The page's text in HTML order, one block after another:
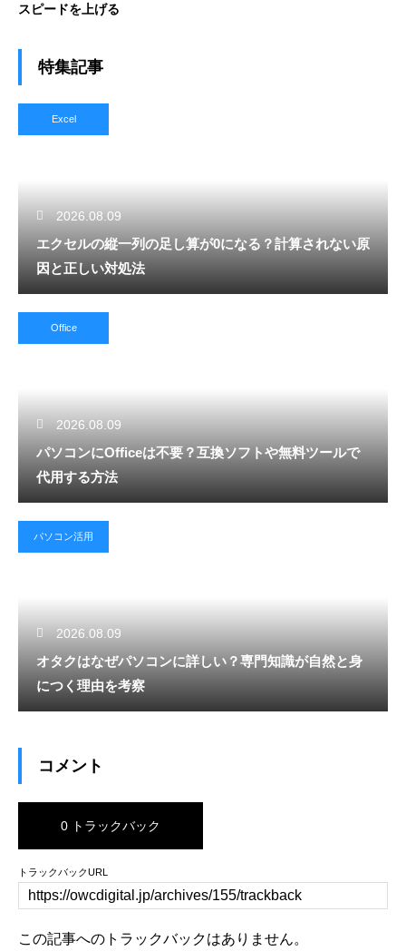
スピードを上げる
特集記事
Excel
2026.08.09
エクセルの縦一列の足し算が0になる？計算されない原
因と正しい対処法
Office
2026.08.09
パソコンにOfficeは不要？互換ソフトや無料ツールで
代用する方法
パソコン活用
2026.08.09
オタクはなぜパソコンに詳しい？専門知識が自然と身
につく理由を考察
コメント
0 トラックバック
トラックバックURL
この記事へのトラックバックはありません。